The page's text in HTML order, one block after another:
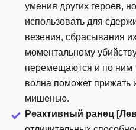
умения других героев,
использовать для
везения, сбрасывания
моментальному
перемещаются и по ним
волна поможет прижать
мишенью.
Реактивный ранец